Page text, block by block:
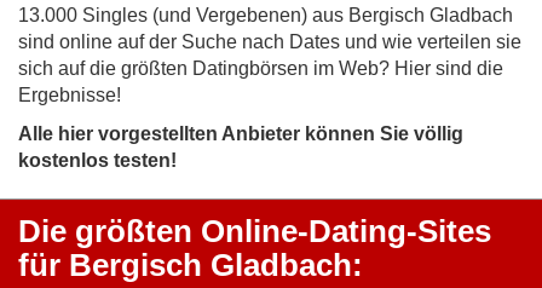
13.000 Singles (und Vergebenen) aus Bergisch Gladbach
sind online auf der Suche nach Dates und wie verteilen sie
sich auf die größten Datingbörsen im Web? Hier sind die
Ergebnisse!
Alle hier vorgestellten Anbieter können Sie völlig
kostenlos testen!
Die größten Online-Dating-Sites
für Bergisch Gladbach: